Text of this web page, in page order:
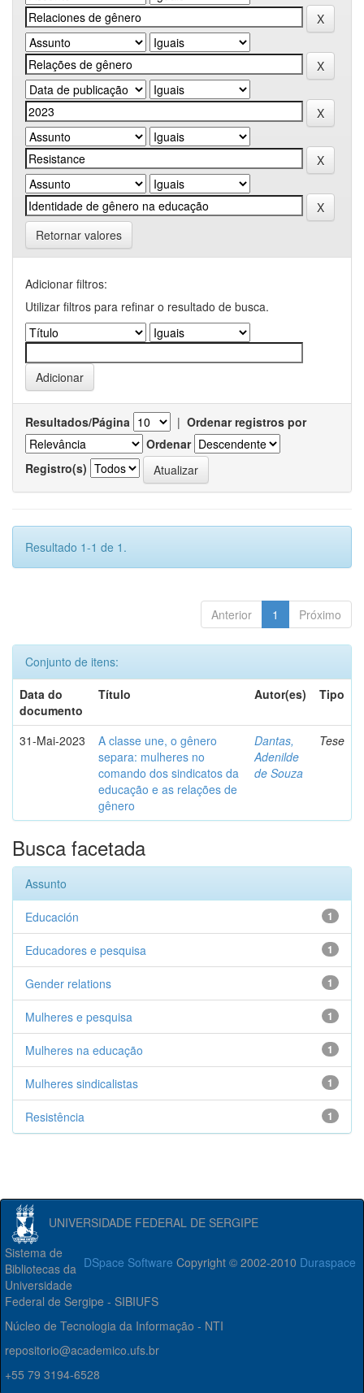
Retornar valores
Adicionar filtros:
Utilizar filtros para refinar o resultado de busca.
Resultados/Página | Ordenar registros por
Ordenar
Registro(s)
Resultado 1-1 de 1.
Anterior 1 Próximo
Conjunto de itens:
Data do
documento
Título Autor(es) Tipo
31-Mai-2023
A classe une, o gênero
separa: mulheres no
comando dos sindicatos da
educação e as relações de
gênero
Dantas,
Adenilde
de Souza
Tese
Busca facetada
Assunto
1
Educación
1
Educadores e pesquisa
1
Gender relations
1
Mulheres e pesquisa
1
Mulheres na educação
1
Mulheres sindicalistas
1
Resistência
UNIVERSIDADE FEDERAL DE SERGIPE
DSpace Software Copyright © 2002-2010 Duraspace
Sistema de
Bibliotecas da
Universidade
Federal de Sergipe - SIBIUFS
Núcleo de Tecnologia da Informação - NTI
repositorio@academico.ufs.br
+55 79 3194-6528